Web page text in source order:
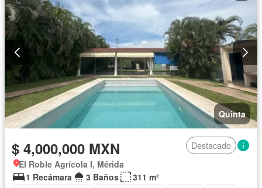
Quinta
$ 4,000,000 MXN
Destacado
El Roble Agrícola I, Mérida
1 Recámara
3 Baños
311 m²